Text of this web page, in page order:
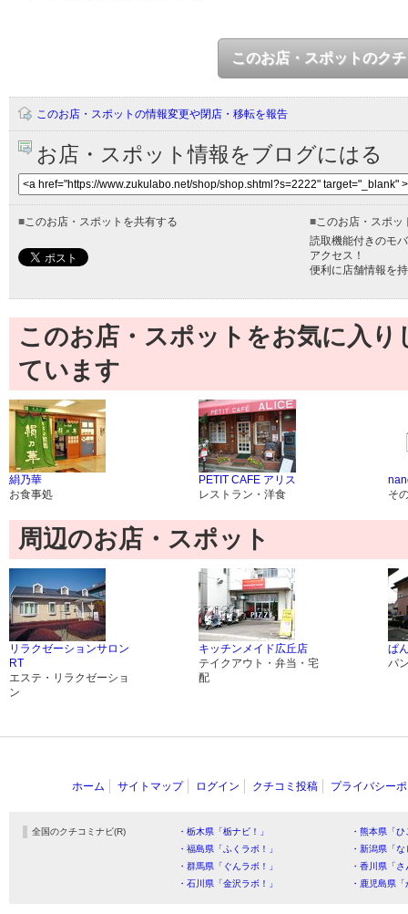
このお店・スポットのク
このお店・スポットの情報変更や閉店・移転を報告
お店・スポット情報をブログにはる
■このお店・スポットを共有する ■このお店・スポッ
読取機能付きのモ
アクセス！
便利に店舗情報を
このお店・スポットをお気に入
ています
絹乃華
お食事処
PETIT CAFE アリス
レストラン・洋食
そ
周辺のお店・スポット
リラクゼーションサロン
RT
エステ・リラクゼーショ
ン
キッチンメイド広丘店
テイクアウト・弁当・宅
配
ぱ
パ
ホーム サイトマップ ログイン クチコミ投稿 プライバシー
全国のクチコミナビ(R) ・栃木県「栃ナビ！」
・熊本県「
・福島県「ふくラボ！」
・新潟県「
・群馬県「ぐんラボ！」
・香川県「
・石川県「金沢ラボ！」
・鹿児島県